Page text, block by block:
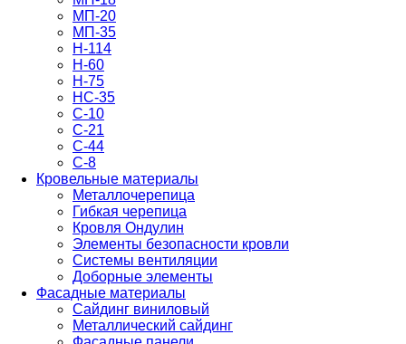
МП-20
МП-35
Н-114
Н-60
Н-75
НС-35
С-10
С-21
С-44
С-8
Кровельные материалы
Металлочерепица
Гибкая черепица
Кровля Ондулин
Элементы безопасности кровли
Системы вентиляции
Доборные элементы
Фасадные материалы
Сайдинг виниловый
Металлический сайдинг